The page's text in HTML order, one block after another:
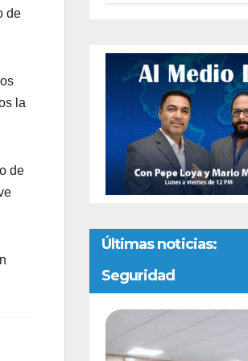
de
la
de
Barrenador
Últimas noticias:
Seguridad